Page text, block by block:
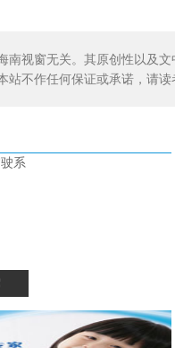
南视窗无关。其原创性以及
站不作任何保证或承诺，请